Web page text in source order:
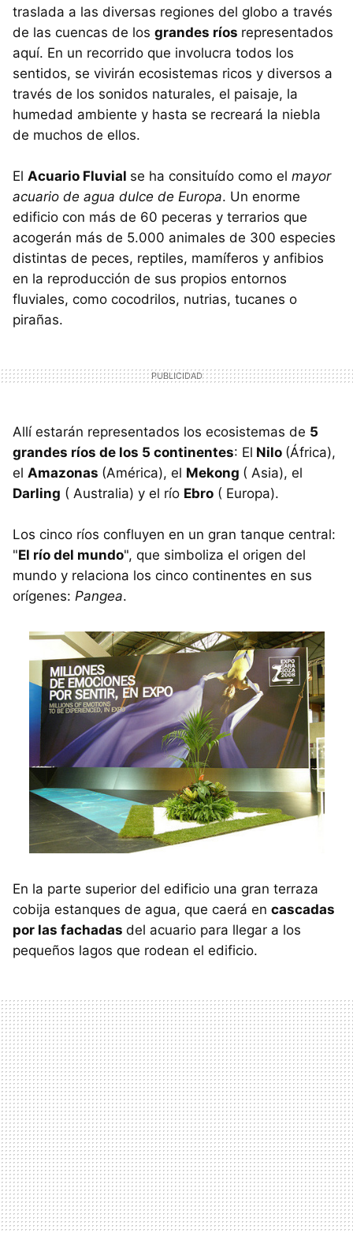
traslada a las diversas regiones del globo a través
de las cuencas de los grandes ríos representados
aquí. En un recorrido que involucra todos los
sentidos, se vivirán ecosistemas ricos y diversos a
través de los sonidos naturales, el paisaje, la
humedad ambiente y hasta se recreará la niebla
de muchos de ellos.
El Acuario Fluvial se ha consituído como el mayor
acuario de agua dulce de Europa. Un enorme
edificio con más de 60 peceras y terrarios que
acogerán más de 5.000 animales de 300 especies
distintas de peces, reptiles, mamíferos y anfibios
en la reproducción de sus propios entornos
fluviales, como cocodrilos, nutrias, tucanes o
pirañas.
Allí estarán representados los ecosistemas de 5
grandes ríos de los 5 continentes: El Nilo (África),
el Amazonas (América), el Mekong ( Asia), el
Darling ( Australia) y el río Ebro ( Europa).
Los cinco ríos confluyen en un gran tanque central:
"El río del mundo", que simboliza el origen del
mundo y relaciona los cinco continentes en sus
orígenes: Pangea.
En la parte superior del edificio una gran terraza
cobija estanques de agua, que caerá en cascadas
por las fachadas del acuario para llegar a los
pequeños lagos que rodean el edificio.